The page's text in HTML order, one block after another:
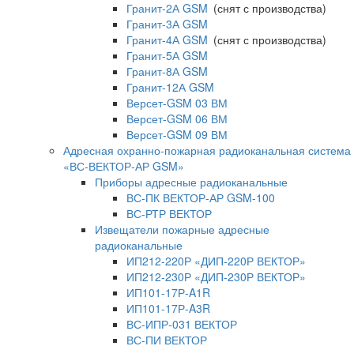
Гранит-2А GSM (снят с производства)
Гранит-3А GSM
Гранит-4А GSM (снят с производства)
Гранит-5А GSM
Гранит-8А GSM
Гранит-12А GSM
Версет-GSM 03 ВМ
Версет-GSM 06 ВМ
Версет-GSM 09 ВМ
Адресная охранно-пожарная радиоканальная система
«ВС-ВЕКТОР-АР GSM»
Приборы адресные радиоканальные
ВС-ПК ВЕКТОР-АР GSM-100
ВС-РТР ВЕКТОР
Извещатели пожарные адресные
радиоканальные
ИП212-220Р «ДИП-220Р ВЕКТОР»
ИП212-230Р «ДИП-230Р ВЕКТОР»
ИП101-17Р-A1R
ИП101-17Р-A3R
ВС-ИПР-031 ВЕКТОР
ВС-ПИ ВЕКТОР